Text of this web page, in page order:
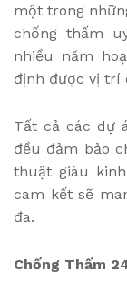
một trong
chống thấm
nhiều năm
định được vị trí
Tất cả các dự
đều đảm bảo
thuật giàu
cam kết sẽ
đa.
Chống Thấm